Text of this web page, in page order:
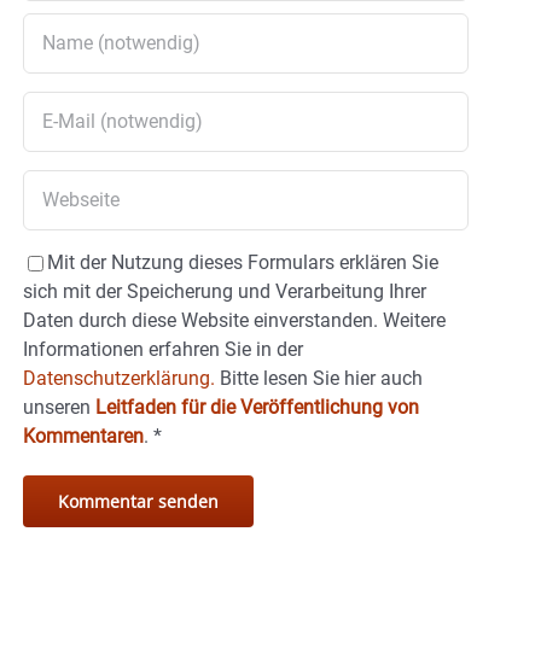
Mit der Nutzung dieses Formulars erklären Sie
sich mit der Speicherung und Verarbeitung Ihrer
Daten durch diese Website einverstanden. Weitere
Informationen erfahren Sie in der
Datenschutzerklärung. Bitte lesen Sie hier auch
unseren Leitfaden für die Veröffentlichung von
Kommentaren. *